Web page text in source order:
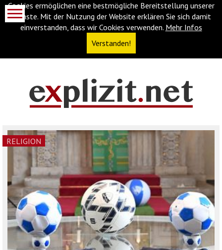
Cookies ermöglichen eine bestmögliche Bereitstellung unserer
Dienste. Mit der Nutzung der Website erklären Sie sich damit
einverstanden, dass wir Cookies verwenden. Mehr Infos
Verstanden!
(Accesskey
'1')Zur
Navigation
springen
(Accesskey
'3')Zur
Suche
springen
(Accesskey
'2')
RELIGION